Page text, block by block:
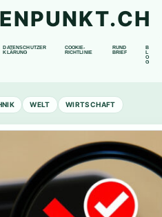
DATENSCHUTZER
KLÄRUNG
COOKIE-
RICHTLINIE
RUND
BRIEF
B
O
G
WELT WIRTSCHAFT